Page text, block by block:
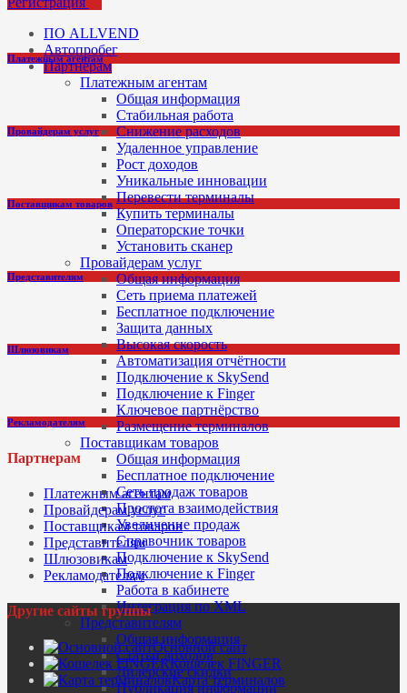
ПО ALLVEND
Автопробег
Партнерам
Платежным агентам
Общая информация
Стабильная работа
Снижение расходов
Удаленное управление
Рост доходов
Уникальные инновации
Перевести терминалы
Купить терминалы
Операторские точки
Установить сканер
Провайдерам услуг
Общая информация
Сеть приема платежей
Бесплатное подключение
Защита данных
Высокая скорость
Автоматизация отчётности
Подключение к SkySend
Подключение к Finger
Ключевое партнёрство
Размещение терминалов
Поставщикам товаров
Общая информация
Бесплатное подключение
Сеть продаж товаров
Простота взаимодействия
Увеличение продаж
Справочник товаров
Подключение к SkySend
Подключение к Finger
Работа в кабинете
Интеграция по XML
Представителям
Общая информация
Статьи доходов
Дилерские скидки
Публикация информации
Платежным агентам
Провайдерам услуг
Поставщикам товаров
Представителям
Шлюзовикам
Рекламодателям
Партнерам
Платежным агентам
Провайдерам услуг
Поставщикам товаров
Представителям
Шлюзовикам
Рекламодателям
Другие сайты группы
Основной сайт
Кошелек FINGER
Карта терминалов